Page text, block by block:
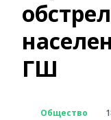
ГШ
Общество